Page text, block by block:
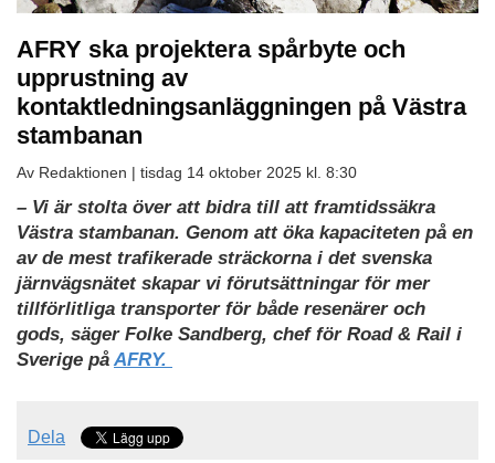
AFRY ska projektera spårbyte och
upprustning av
kontaktledningsanläggningen på Västra
stambanan
Av Redaktionen | tisdag 14 oktober 2025 kl. 8:30
– Vi är stolta över att bidra till att framtidssäkra
Västra stambanan. Genom att öka kapaciteten på en
av de mest trafikerade sträckorna i det svenska
järnvägsnätet skapar vi förutsättningar för mer
tillförlitliga transporter för både resenärer och
gods, säger Folke Sandberg, chef för Road & Rail i
Sverige på AFRY.
Dela